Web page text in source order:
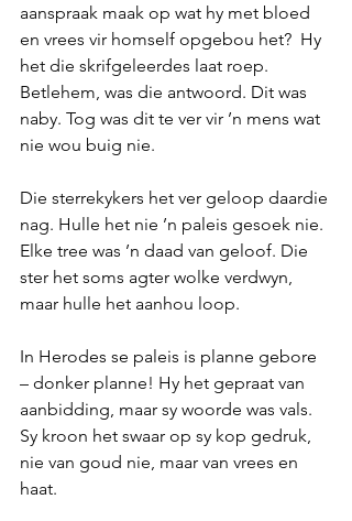
aanspraak maak op wat hy met bloed
en vrees vir homself opgebou het?  Hy
het die skrifgeleerdes laat roep.
Betlehem, was die antwoord. Dit was
naby. Tog was dit te ver vir ’n mens wat
nie wou buig nie.
Die sterrekykers het ver geloop daardie
nag. Hulle het nie ’n paleis gesoek nie.
Elke tree was ’n daad van geloof. Die
ster het soms agter wolke verdwyn,
maar hulle het aanhou loop.
In Herodes se paleis is planne gebore
– donker planne! Hy het gepraat van
aanbidding, maar sy woorde was vals.
Sy kroon het swaar op sy kop gedruk,
nie van goud nie, maar van vrees en
haat.